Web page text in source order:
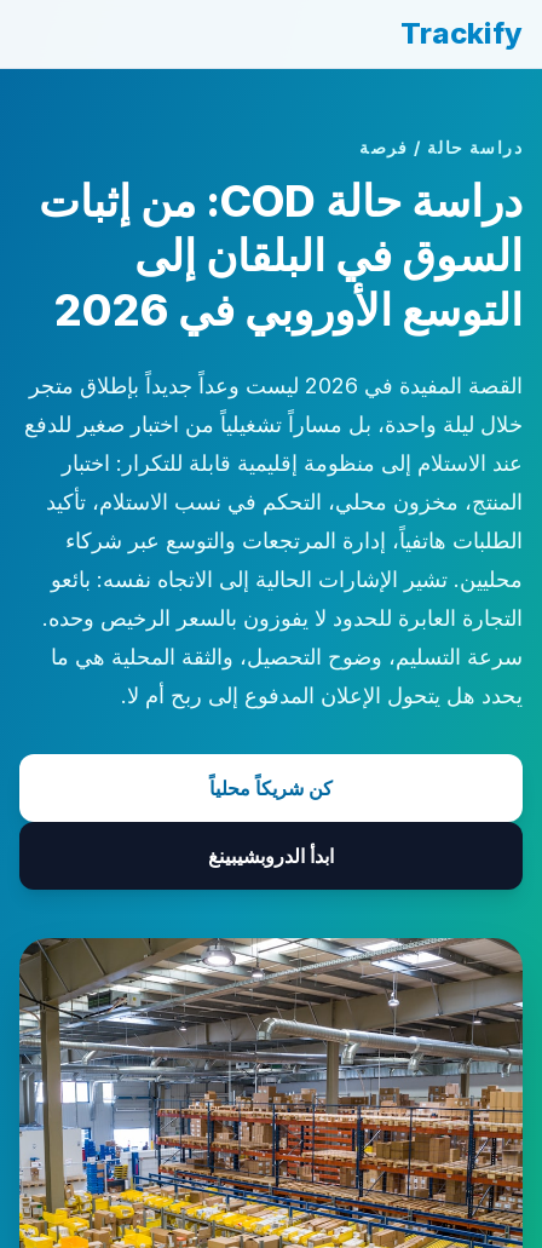
Trackify
دراسة حالة / فرصة
دراسة حالة COD: من إثبات
السوق في البلقان إلى
التوسع الأوروبي في 2026
القصة المفيدة في 2026 ليست وعداً جديداً بإطلاق متجر
خلال ليلة واحدة، بل مساراً تشغيلياً من اختبار صغير للدفع
عند الاستلام إلى منظومة إقليمية قابلة للتكرار: اختبار
المنتج، مخزون محلي، التحكم في نسب الاستلام، تأكيد
الطلبات هاتفياً، إدارة المرتجعات والتوسع عبر شركاء
محليين. تشير الإشارات الحالية إلى الاتجاه نفسه: بائعو
التجارة العابرة للحدود لا يفوزون بالسعر الرخيص وحده.
سرعة التسليم، وضوح التحصيل، والثقة المحلية هي ما
يحدد هل يتحول الإعلان المدفوع إلى ربح أم لا.
كن شريكاً محلياً
ابدأ الدروبشيبينغ